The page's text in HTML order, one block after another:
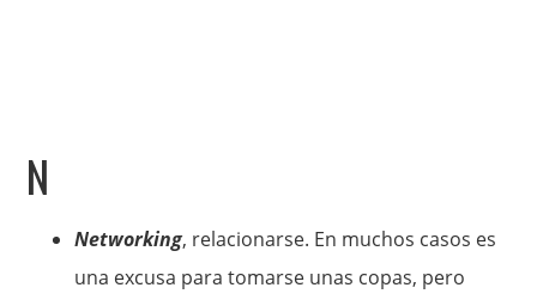
N
Networking, relacionarse. En muchos casos es
una excusa para tomarse unas copas, pero